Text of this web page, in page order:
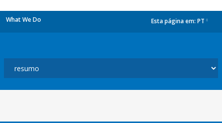
What We Do Esta página em: PT